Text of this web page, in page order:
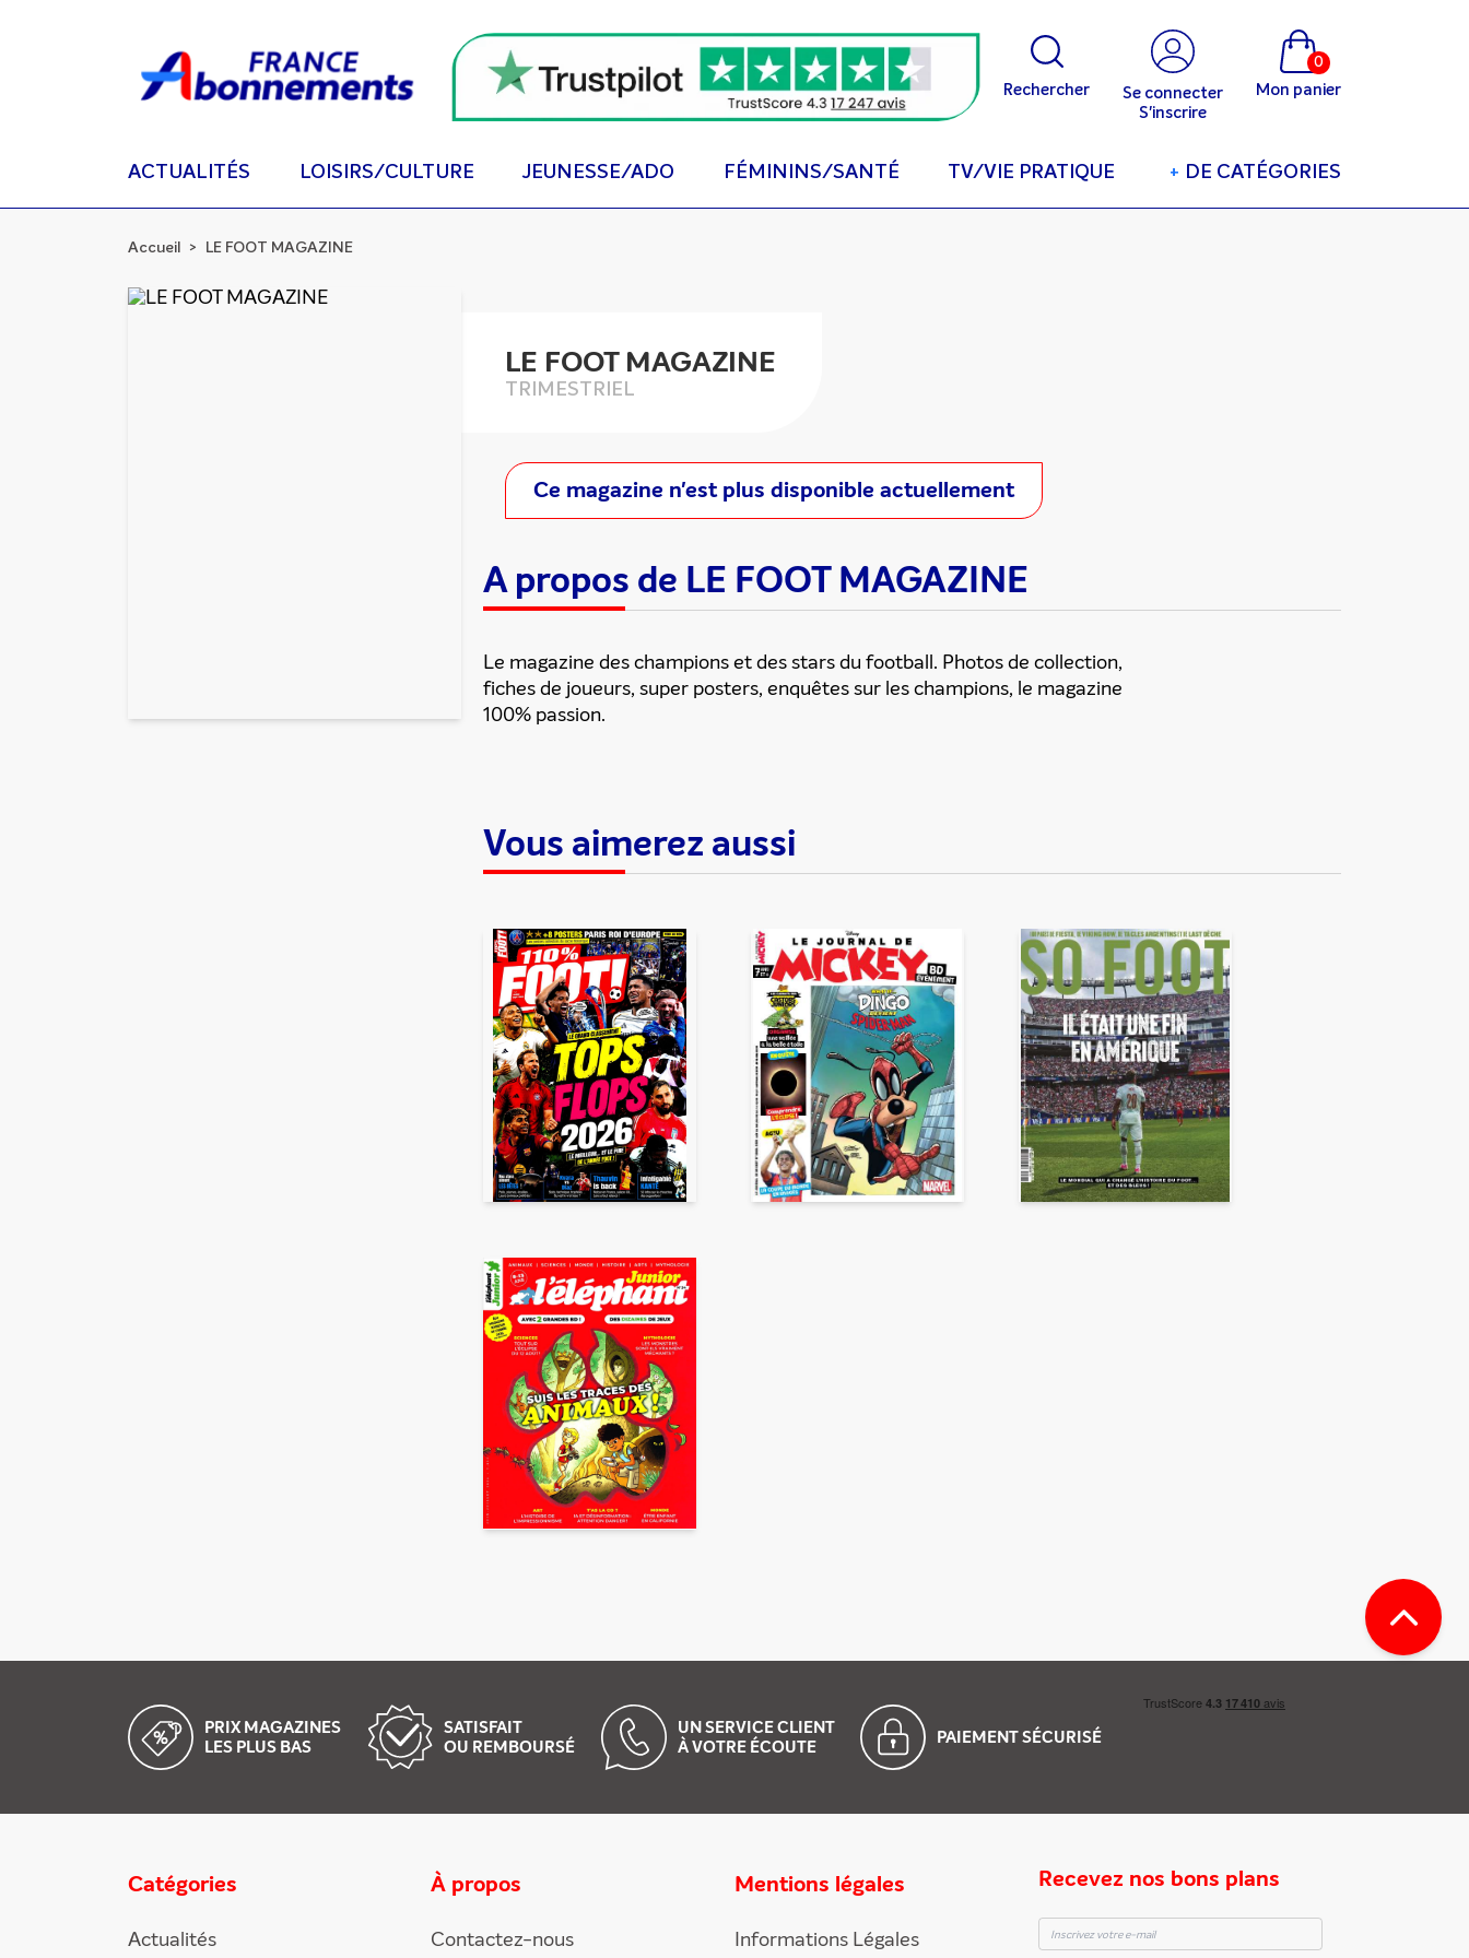
Rechercher
Se connecter
S'inscrire
Mon panier
0
ACTUALITÉS LOISIRS/CULTURE JEUNESSE/ADO FÉMININS/SANTÉ TV/VIE PRATIQUE + DE CATÉGORIES
Accueil LE FOOT MAGAZINE
LE FOOT MAGAZINE
TRIMESTRIEL
Ce magazine n'est plus disponible actuellement
A propos de LE FOOT MAGAZINE
Le magazine des champions et des stars du football. Photos de collection,
fiches de joueurs, super posters, enquêtes sur les champions, le magazine
100% passion.
Vous aimerez aussi
PRIX MAGAZINES
LES PLUS BAS
SATISFAIT
OU REMBOURSÉ
UN SERVICE CLIENT
À VOTRE ÉCOUTE
PAIEMENTSÉCURISÉ
Catégories
Actualités
À propos
Contactez-nous
Mentions légales
Informations Légales
Recevez nos bons plans